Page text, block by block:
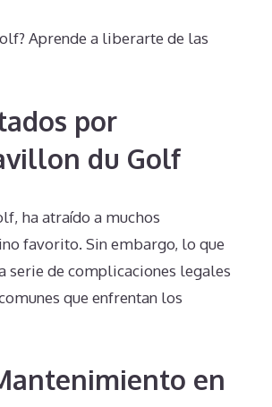
Aprende a liberarte de las
por
du Golf
ha atraído a muchos
favorito. Sin embargo, lo que
serie de complicaciones legales
que enfrentan los
en